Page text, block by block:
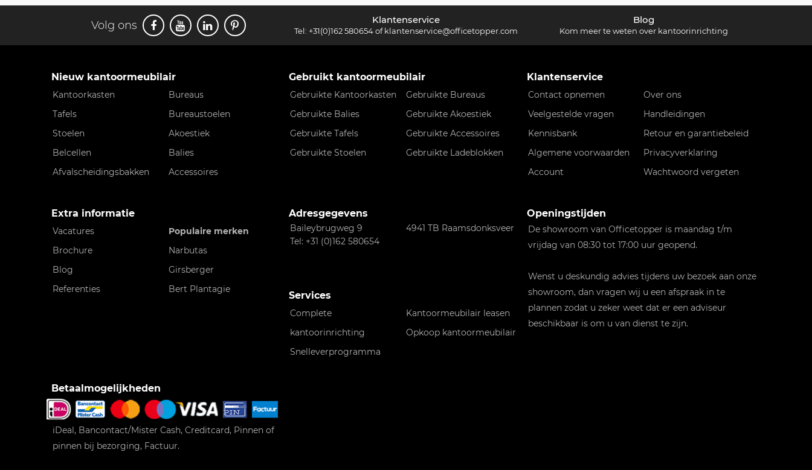
Volg ons Klantenservice
Tel: +31(0)162 580654ofklantenservice@officetopper.com
Blog
Kom meer te weten over kantoorinrichting
Nieuw kantoormeubilair
Kantoorkasten
Bureaus
Tafels
Bureaustoelen
Stoelen
Akoestiek
Belcellen
Balies
Afvalscheidingsbakken
Accessoires
Extra informatie
Vacatures
Populaire merken
Brochure
Narbutas
Blog
Girsberger
Referenties
Bert Plantagie
Betaalmogelijkheden
iDeal, Bancontact/Mister Cash, Creditcard, Pinnen of
pinnen bij bezorging, Factuur.
Gebruikt kantoormeubilair
Gebruikte Kantoorkasten
Gebruikte Bureaus
Gebruikte Balies
Gebruikte Akoestiek
Gebruikte Tafels
Gebruikte Accessoires
Gebruikte Stoelen
Gebruikte Ladeblokken
Adresgegevens
Baileybrugweg 9
4941 TB Raamsdonksveer
Tel: +31 (0)162 580654
Services
Complete
kantoorinrichting
Kantoormeubilair leasen
Opkoop kantoormeubilair
Snelleverprogramma
Klantenservice
Contact opnemen
Over ons
Veelgestelde vragen
Handleidingen
Kennisbank
Retour en garantiebeleid
Algemene voorwaarden
Privacyverklaring
Account
Wachtwoord vergeten
Openingstijden
De showroom van Officetopper is maandag t/m
vrijdag van 08:30 tot 17:00 uur geopend.
Wenst u deskundig advies tijdens uw bezoek aan onze
showroom, dan vragen wij u een afspraak in te
plannen zodat u zeker weet dat er een adviseur
beschikbaar is om u van dienst te zijn.